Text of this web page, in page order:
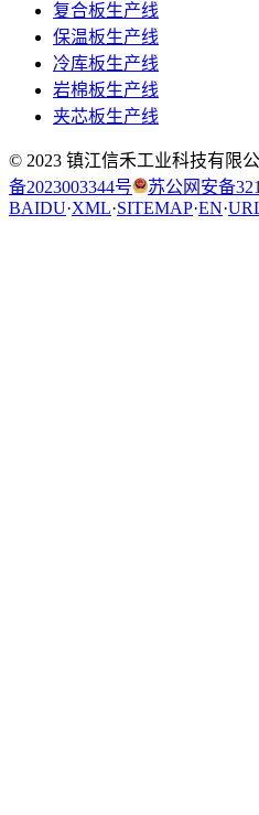
复合板生产线
保温板生产线
冷库板生产线
岩棉板生产线
夹芯板生产线
© 2023 镇江信禾工业科技有限
备2023003344号
苏公网安备
BAIDU·XML·SITEMAP·EN·